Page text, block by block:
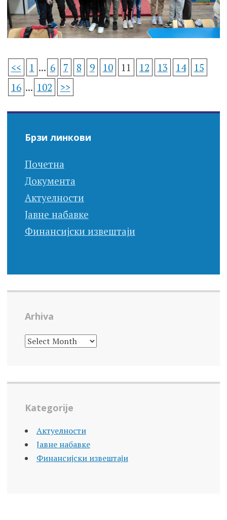
<< 1 ... 6 7 8 9 10 11 12 13 14
15
16 ... 102 >>
Брзи линкови
Почетна
Документа
Актуелности
Јавне набавке
Финансијски извештаји
Arhiva
ARHIVA
Kategorije
Актуелности
Јавне набавке
Финансијски извештаји